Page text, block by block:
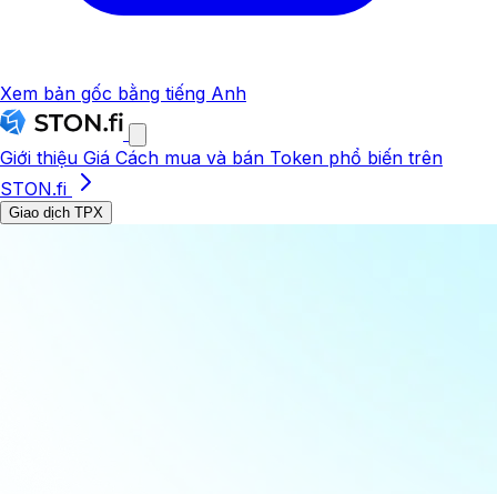
Xem bản gốc bằng tiếng Anh
Giới thiệu Giá Cách mua và bán Token phổ biến trên
STON.fi
Giao dịch TPX